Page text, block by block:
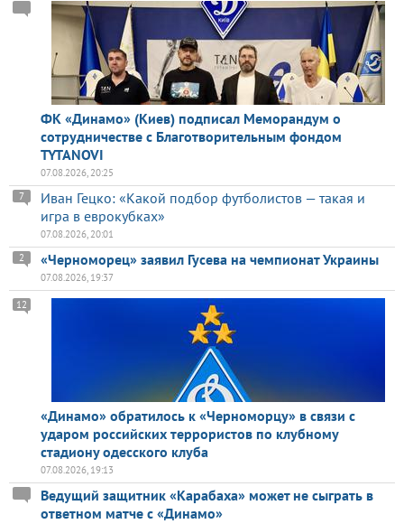
ФК «Динамо» (Киев) подписал Меморандум о
сотрудничестве с Благотворительным фондом
TYTANOVI
07.08.2026, 20:25
Иван Гецко: «Какой подбор футболистов — такая и
игра в еврокубках»
7
07.08.2026, 20:01
«Черноморец» заявил Гусева на чемпионат Украины
2
07.08.2026, 19:37
«Динамо» обратилось к «Черноморцу» в связи с
ударом российских террористов по клубному
стадиону одесского клуба
12
07.08.2026, 19:13
Ведущий защитник «Карабаха» может не сыграть в
ответном матче с «Динамо»